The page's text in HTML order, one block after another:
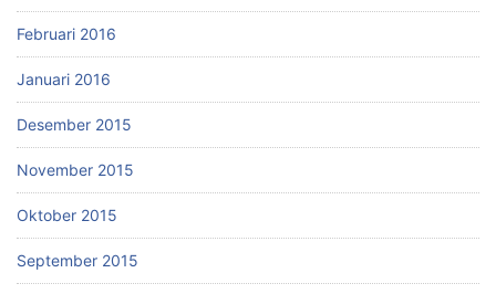
Februari 2016
Januari 2016
Desember 2015
November 2015
Oktober 2015
September 2015